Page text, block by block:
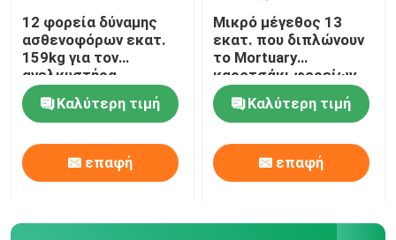
12 φορεία δύναμης
ασθενοφόρων εκατ.
159kg για τον
ανελκυστήρα
ασθενοφόρων για την
περιποίηση κανενός
διπλώματος
Καλύτερη τιμή
επαφή
Μικρό μέγεθος 13
εκατ. που διπλώνουν
το Mortuary
καροτσάκι φορείων
Καλύτερη τιμή
επαφή